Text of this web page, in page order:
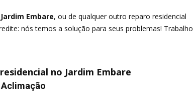
Embare, ou de qualquer outro reparo residencial
nós temos a solução para seus problemas! Trabalho
no Jardim Embare